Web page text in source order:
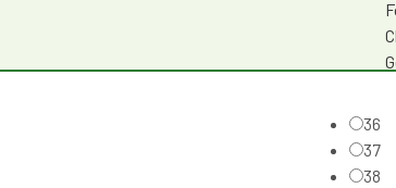
36
37
38